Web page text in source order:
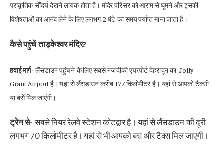
प्राकृतिक सौंदर्य देखने लायक होता है। मंदिर परिसर को आराम से घूमने और इसकी
विशेषताओं का आनंद लेने के लिए लगभग 2 घंटे का समय पर्याप्त माना जाता है।
कैसे पहुंचें ताड़केश्वर मंदिर?
हवाई मार्ग- लैंसडाउन पहुंचने के लिए सबसे नजदीकी एयरपोर्ट देहरादून का Jolly
Grant Airport है। यहां से लैंसडाउन करीब 177 किलोमीटर है। यहां से आपको टैक्सी
या बसें मिल जाएंगी।
ट्रेन से-सबसे नियर रेलवे स्टेशन कोटद्वार है। यहां से लैंसडाउन की दूरी
लगभग 70 किलोमीटर है। यहां से भी आपको बस और टैक्स मिल जाएगी।